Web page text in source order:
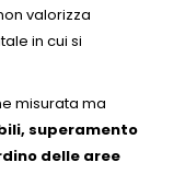
valorizza
in cui si
misurata ma
superamento
delle aree